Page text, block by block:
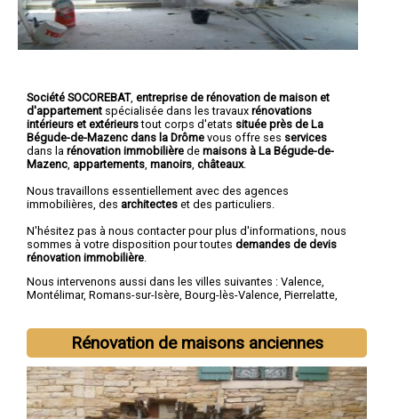
Société SOCOREBAT, entreprise de rénovation de maison et
d'appartement spécialisée dans les travaux rénovations
intérieurs et extérieurstout corps d'etats située près de La
Bégude-de-Mazenc dans la Drôme vous offre ses services
dans la rénovation immobilière de maisons à La Bégude-de-
Mazenc appartements manoirs châteaux.
Nous travaillons essentiellement avec des agences
immobilières, des architectes et des particuliers.
N'hésitez pas à nous contacter pour plus d'informations, nous
sommes à votre disposition pour toutes demandes de devis
rénovation immobilière
Nous intervenons aussi dans les villes suivantes : Valence,
Montélimar, Romans-sur-Isère, Bourg-lès-Valence, Pierrelatte,
Rénovation de maisons anciennes